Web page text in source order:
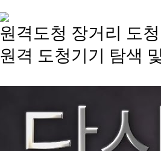
원격도청 장거리 도
원격 도청기기 탐색